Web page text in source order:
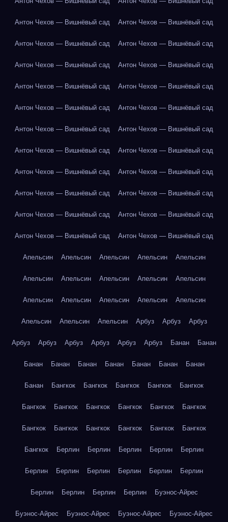
Антон Чехов — Вишнёвый сад Антон Чехов — Вишнёвый сад
Антон Чехов — Вишнёвый сад Антон Чехов — Вишнёвый сад
Антон Чехов — Вишнёвый сад Антон Чехов — Вишнёвый сад
Антон Чехов — Вишнёвый сад Антон Чехов — Вишнёвый сад
Антон Чехов — Вишнёвый сад Антон Чехов — Вишнёвый сад
Антон Чехов — Вишнёвый сад Антон Чехов — Вишнёвый сад
Антон Чехов — Вишнёвый сад Антон Чехов — Вишнёвый сад
Антон Чехов — Вишнёвый сад Антон Чехов — Вишнёвый сад
Антон Чехов — Вишнёвый сад Антон Чехов — Вишнёвый сад
Антон Чехов — Вишнёвый сад Антон Чехов — Вишнёвый сад
Антон Чехов — Вишнёвый сад Антон Чехов — Вишнёвый сад
Апельсин Апельсин Апельсин Апельсин Апельсин
Апельсин Апельсин Апельсин Апельсин Апельсин
Апельсин Апельсин Апельсин Апельсин Апельсин
Апельсин Апельсин Апельсин Арбуз Арбуз Арбуз
Арбуз Арбуз Арбуз Арбуз Арбуз Арбуз Банан Банан
Банан Банан Банан Банан Банан Банан Банан
Банан Бангкок Бангкок Бангкок Бангкок Бангкок
Бангкок Бангкок Бангкок Бангкок Бангкок Бангкок
Бангкок Бангкок Бангкок Бангкок Бангкок Бангкок
Бангкок Берлин Берлин Берлин Берлин Берлин
Берлин Берлин Берлин Берлин Берлин Берлин
Берлин Берлин Берлин Берлин Буэнос-Айрес
Буэнос-Айрес Буэнос-Айрес Буэнос-Айрес Буэнос-Айрес